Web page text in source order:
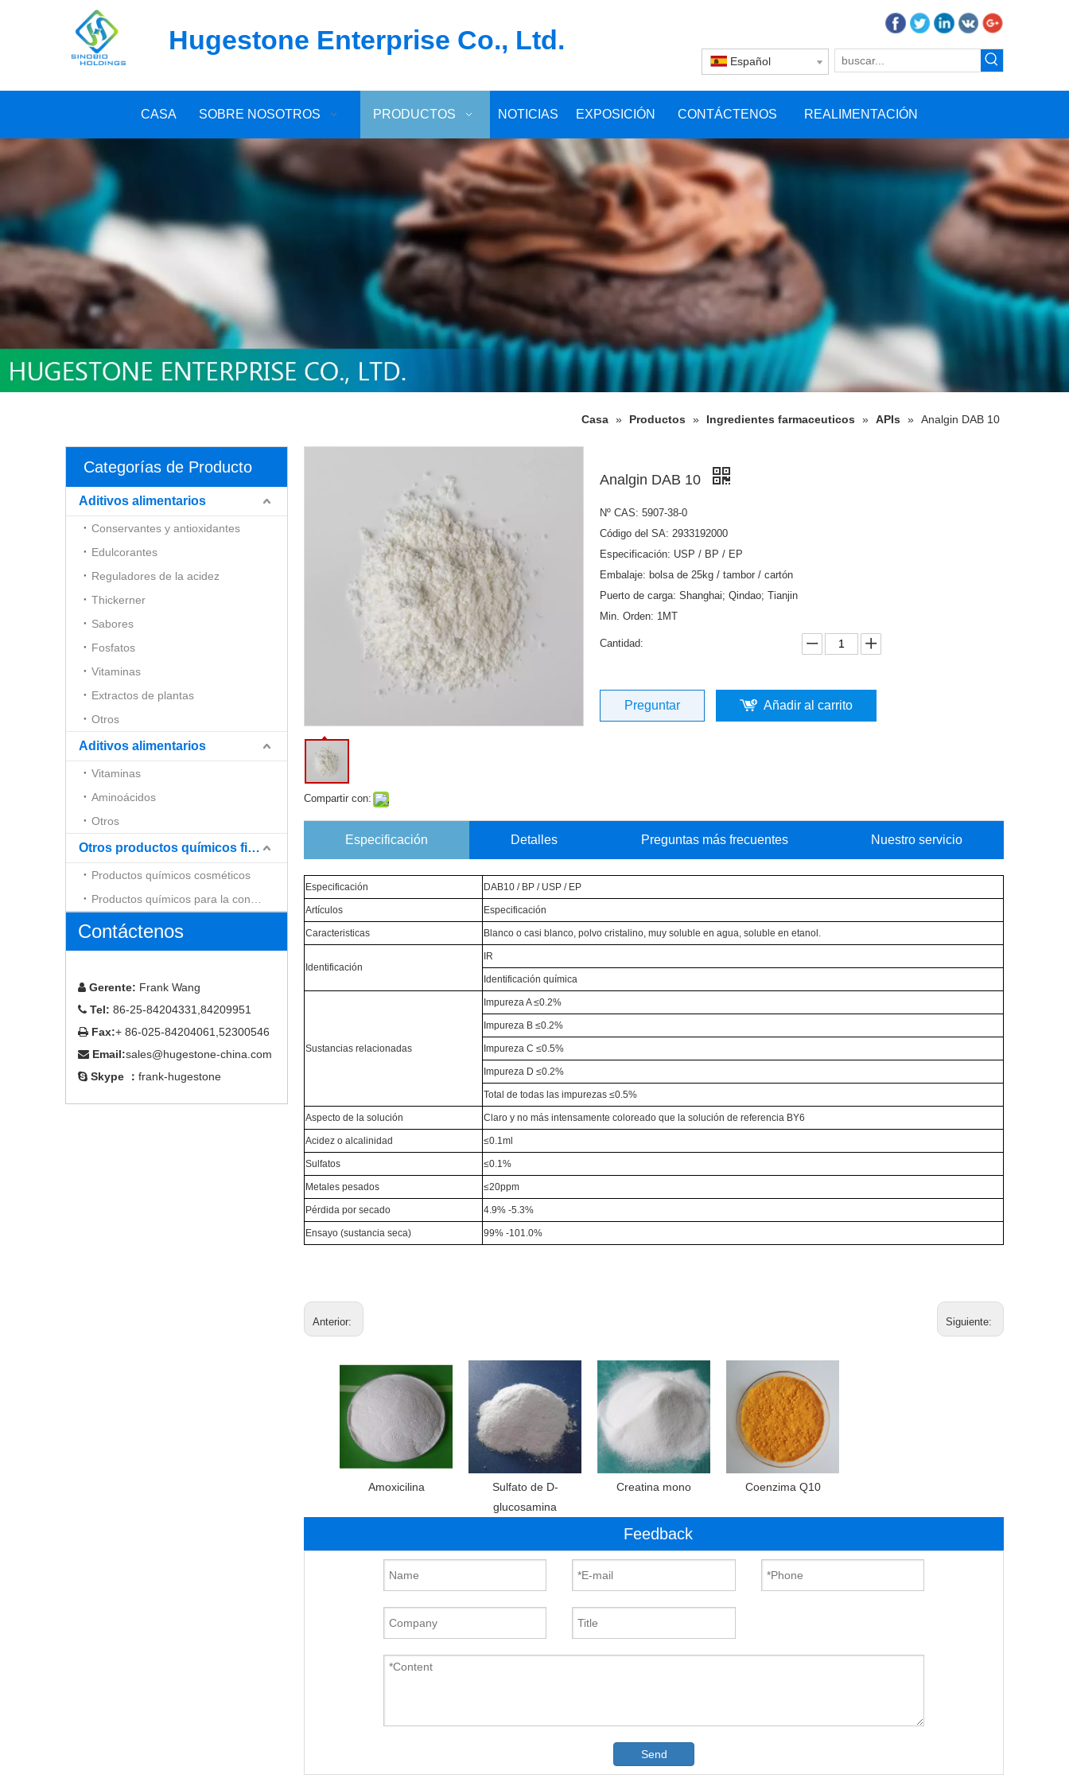
Hugestone Enterprise Co., Ltd.
Español
CASA SOBRE NOSOTROS PRODUCTOS NOTICIAS EXPOSICIÓN CONTÁCTENOS REALIMENTACIÓN
Casa » Productos » Ingredientes farmaceuticos » APIs » Analgin DAB 10
Categorías de Producto
Aditivos alimentarios
Conservantes y antioxidantes
Edulcorantes
Reguladores de la acidez
Thickerner
Sabores
Fosfatos
Vitaminas
Extractos de plantas
Otros
Aditivos alimentarios
Vitaminas
Aminoácidos
Otros
Otros productos químicos finos
Productos químicos cosméticos
Contáctenos
 Gerente: Frank Wang
 Tel: 86-25-84204331,84209951
 Fax:+ 86-025-84204061,52300546
 Email:sales@hugestone-china.com
 Skype ： frank-hugestone
Compartir con:
Analgin DAB 10
Nº CAS: 5907-38-0
Código del SA: 2933192000
Especificación: USP / BP / EP
Embalaje: bolsa de 25kg / tambor / cartón
Puerto de carga: Shanghai; Qindao; Tianjin
Min. Orden: 1MT
Cantidad:
Preguntar Añadir al carrito
Especificación Detalles Preguntas más frecuentes Nuestro servicio
Especificación DAB10 / BP / USP / EP
Artículos Especificación
Caracteristicas Blanco o casi blanco, polvo cristalino, muy soluble en agua, soluble en etanol.
Identificación
IR
Identificación química
Sustancias relacionadas
Impureza A ≤0.2%
Impureza B ≤0.2%
Impureza C ≤0.5%
Impureza D ≤0.2%
Total de todas las impurezas ≤0.5%
Aspecto de la solución Claro y no más intensamente coloreado que la solución de referencia BY6
Acidez o alcalinidad ≤0.1ml
Sulfatos ≤0.1%
Metales pesados ≤20ppm
Pérdida por secado 4.9% -5.3%
Ensayo (sustancia seca) 99% -101.0%
Anterior: Siguiente:
Amoxicilina
Sulfato de D-
glucosamina
Creatina mono Coenzima Q10
Feedback
Send